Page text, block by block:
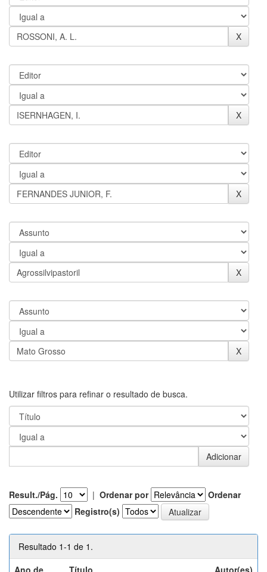
Utilizar filtros para refinar o resultado de busca.
Result./Pág. | Ordenar por
Ordenar
Registro(s)
Resultado 1-1 de 1.
Ano de
Título Autor(es)